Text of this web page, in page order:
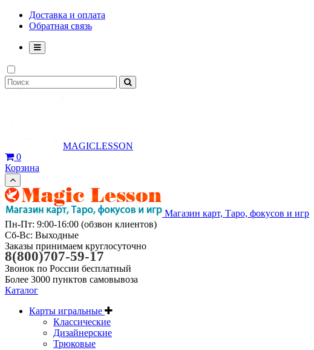
Доставка и оплата
Обратная связь
MAGICLESSON
0
Корзина
Магазин карт, Таро, фокусов и игр
Пн-Пт: 9:00-16:00 (обзвон клиентов)
Сб-Вс: Выходные
Заказы принимаем круглосуточно
8(800)707-59-17
Звонок по России бесплатный
Более 3000 пунктов самовывоза
Каталог
Карты игральные
Классические
Дизайнерские
Трюковые